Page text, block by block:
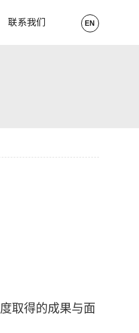
EN
联系我们
取得的成果与面